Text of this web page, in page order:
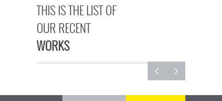
THIS IS THE LIST OF
OUR RECENT
WORKS